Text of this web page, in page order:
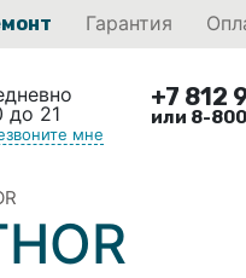
Гарантия
до 21
мне
+7 812
или 8-